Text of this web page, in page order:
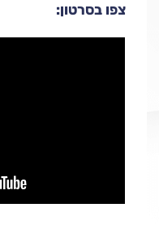
צפו בסרטון: